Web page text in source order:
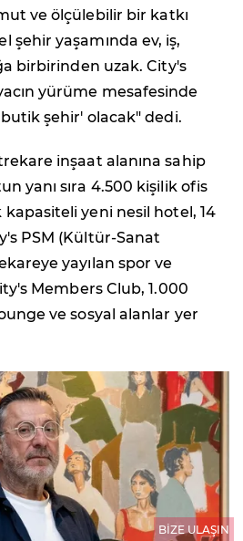
ve ölçülebilir bir katkı
şehir yaşamında ev, iş,
birbirinden uzak. City's
yürüme mesafesinde
şehir' olacak" dedi.
inşaat alanına sahip
yanı sıra 4.500 kişilik ofis
yeni nesil hotel, 14
PSM (Kültür-Sanat
yayılan spor ve
Members Club, 1.000
ve sosyal alanlar yer
BİZE ULAŞIN